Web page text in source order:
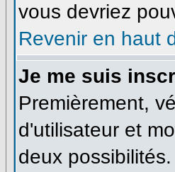
vous devriez
Revenir en haut
Je me suis
Premièrement,
d'utilisateur et
deux